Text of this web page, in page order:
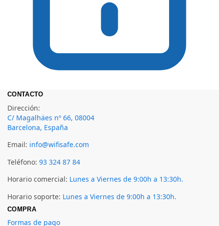
CONTACTO
Dirección:
C/ Magalhäes nº 66, 08004
Barcelona, España
Email: info@wifisafe.com
Teléfono: 93 324 87 84
Horario comercial: Lunes a Viernes de 9:00h a 13:30h.
Horario soporte: Lunes a Viernes de 9:00h a 13:30h.
COMPRA
Formas de pago